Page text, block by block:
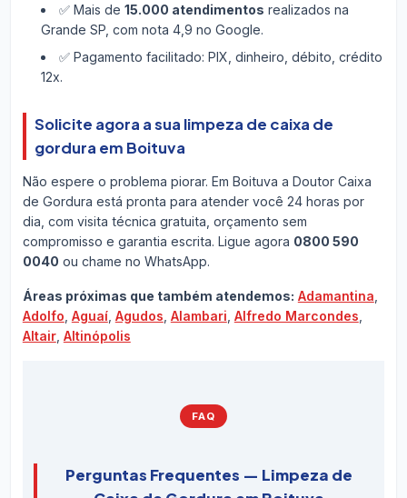
✅ Mais de 15.000 atendimentos realizados na
Grande SP, com nota 4,9 no Google.
✅ Pagamento facilitado: PIX, dinheiro, débito, crédito
12x.
Solicite agora a sua limpeza de caixa de
gordura em Boituva
Não espere o problema piorar. Em Boituva a Doutor Caixa
de Gordura está pronta para atender você 24 horas por
dia, com visita técnica gratuita, orçamento sem
compromisso e garantia escrita. Ligue agora 0800 590
0040 ou chame no WhatsApp.
Áreas próximas que também atendemos: Adamantina
Adolfo Aguaí, Agudos Alambari Alfredo Marcondes
Altair, Altinópolis
FAQ
Perguntas Frequentes — Limpeza de